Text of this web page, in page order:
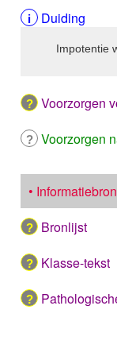
Duiding
Impotentie
Voorzorgen
Voorzorgen
•
Bronlijst
Klasse-tekst